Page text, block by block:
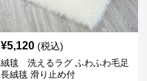
¥5,120 (税込)
絨毯 洗えるラグ ふわふわ毛足
長絨毯 滑り止め付